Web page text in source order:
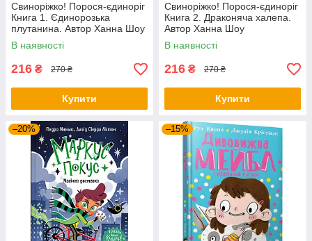
Свиноріжко! Порося-єдиноріг
Книга 1. Єдинорозька
плутанина. Автор Ханна Шоу
В наявності
216 ₴ 270 ₴
Купити
Свиноріжко! Порося-єдиноріг
Книга 2. Драконяча халепа.
Автор Ханна Шоу
В наявності
216 ₴ 270 ₴
Купити
–20% –15%